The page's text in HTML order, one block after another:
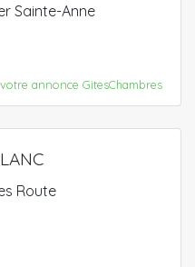
Sainte-Anne
annonce GitesChambres
Route